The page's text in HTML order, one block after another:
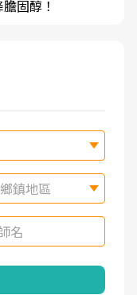
固醇！
鄉鎮地區